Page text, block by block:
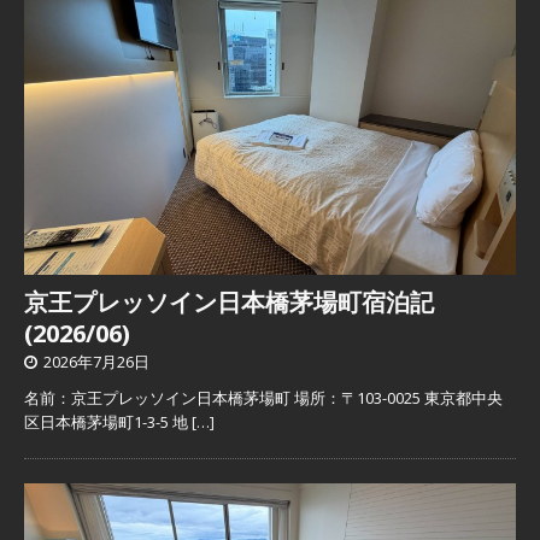
京王プレッソイン日本橋茅場町宿泊記
(2026/06)
2026年7月26日
名前：京王プレッソイン日本橋茅場町 場所：〒103-0025 東京都中央
区日本橋茅場町1-3-5 地[…]